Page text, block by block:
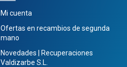
Mi cuenta
Ofertas en recambios de segunda
mano
Novedades | Recuperaciones
Valdizarbe S.L.